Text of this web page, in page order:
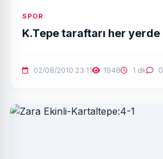
SPOR
K.Tepe taraftarı her yerde
02/08/2010 23:11 1948 1 dk 0